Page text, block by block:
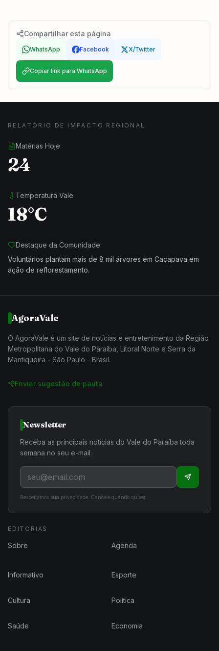
Compartilhar esta página
WhatsApp Facebook X/Twitter
Copiar link para WhatsApp
RELATÓRIO DE IMPACTO REGIONAL
Matérias Hoje
24
Temperatura Vale
18°C
Destaque da Comunidade
Voluntários plantam mais de 8 mil árvores em Caçapava em
ação de reflorestamento.
AgoraVale
O AgoraVale é um site de notícias e entretenimento da Região
Metropolitana do Vale do Paraíba, Litoral Norte e Serra da
Mantiqueira - São Paulo - Brasil.
Enviar sugestão de pauta
Newsletter
Receba as principais notícias do Vale do Paraíba toda
semana no seu e-mail.
Respeitamos sua privacidade. Cancele quando quiser.
EDITORIAS
Sobre Agenda
Informativo Esporte
Cultura Política
Saúde Economia